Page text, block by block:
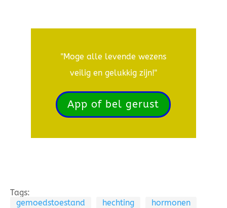
"Moge alle levende wezens
veilig en gelukkig zijn!"
App of bel gerust
Tags:
gemoedstoestand
hechting
hormonen